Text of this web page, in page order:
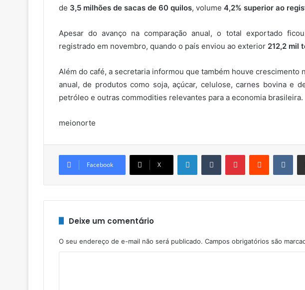
de 3,5 milhões de sacas de 60 quilos, volume 4,2% superior ao
Apesar do avanço na comparação anual, o total exportado
registrado em novembro, quando o país enviou ao exterior 212,2 mil
Além do café, a secretaria informou que também houve crescimento
anual, de produtos como soja, açúcar, celulose, carnes bovina e
petróleo e outras commodities relevantes para a economia brasileira.
meionorte
Facebook X
LinkedinTumblr PinterestReddit VK
Deixe um comentário
O seu endereço de e-mail não será publicado. Campos obrigatórios são